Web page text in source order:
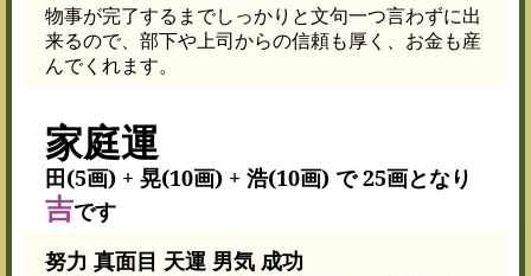
物事が完了するまでしっかりと文句一つ言わずに出
来るので、部下や上司からの信頼も厚く、お金も産
んでくれます。
家庭運
田(5画) + 晃(10画) + 浩(10画) で 25画となり
吉です
努力 真面目 天運 男気 成功